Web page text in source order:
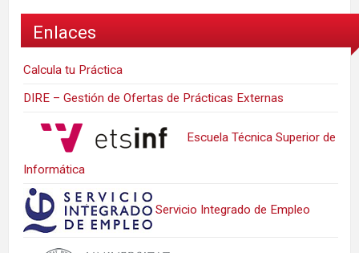
Enlaces
Calcula tu Práctica
DIRE – Gestión de Ofertas de Prácticas Externas
Escuela Técnica Superior de
Informática
Servicio Integrado de Empleo